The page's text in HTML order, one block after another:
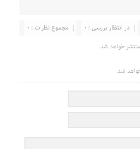
مجموع نظرات : 0 در انتظار بررسی : 0
خواهد شد.
شد.